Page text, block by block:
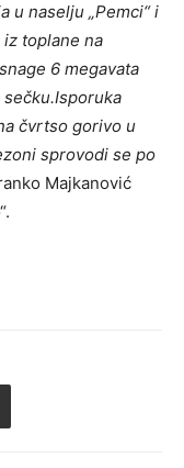
u naselju „Pemci“ i
toplane na
6 megavata
čvrtso gorivo u
sprovodi se po
Majkanović